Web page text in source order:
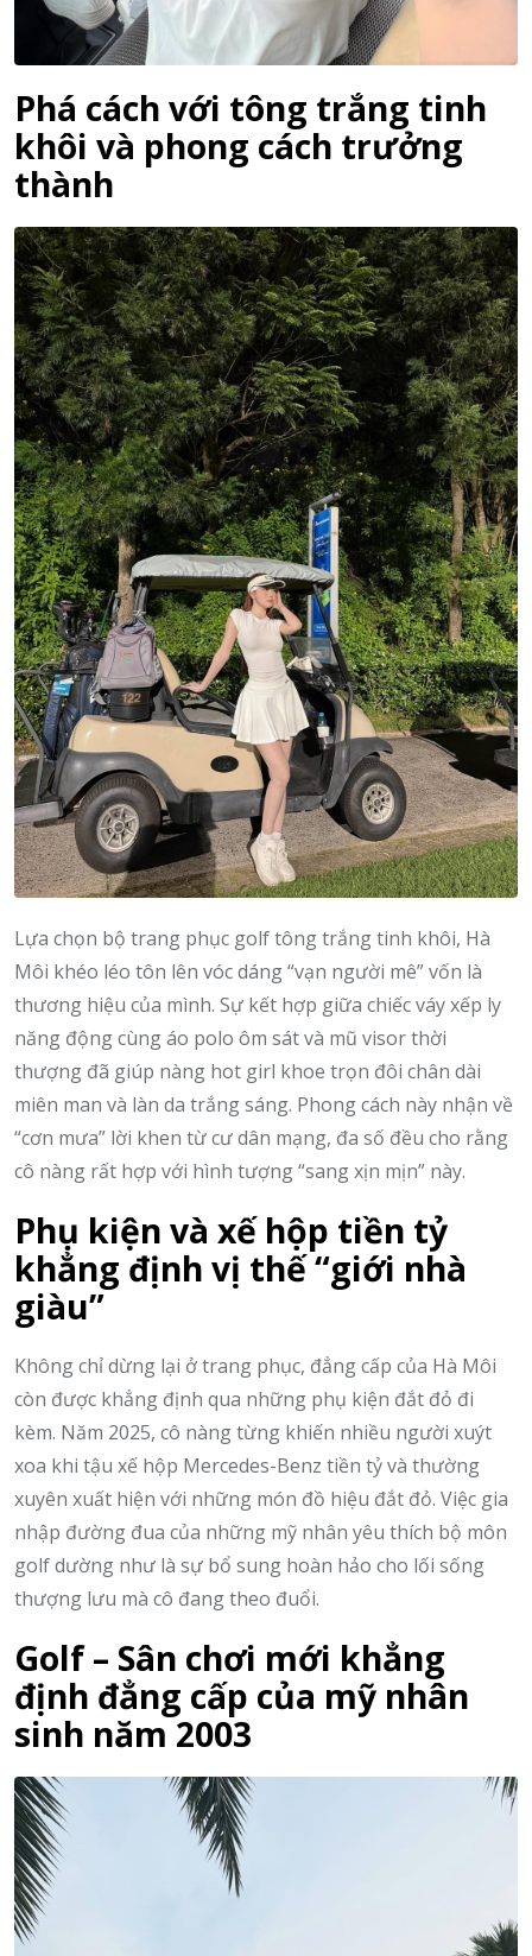
Phá cách với tông trắng tinh
khôi và phong cách trưởng
thành
Lựa chọn bộ trang phục golf tông trắng tinh khôi, Hà
Môi khéo léo tôn lên vóc dáng “vạn người mê” vốn là
thương hiệu của mình. Sự kết hợp giữa chiếc váy xếp ly
năng động cùng áo polo ôm sát và mũ visor thời
thượng đã giúp nàng hot girl khoe trọn đôi chân dài
miên man và làn da trắng sáng. Phong cách này nhận về
“cơn mưa” lời khen từ cư dân mạng, đa số đều cho rằng
cô nàng rất hợp với hình tượng “sang xịn mịn” này.
Phụ kiện và xế hộp tiền tỷ
khẳng định vị thế “giới nhà
giàu”
Không chỉ dừng lại ở trang phục, đẳng cấp của Hà Môi
còn được khẳng định qua những phụ kiện đắt đỏ đi
kèm. Năm 2025, cô nàng từng khiến nhiều người xuýt
xoa khi tậu xế hộp Mercedes-Benz tiền tỷ và thường
xuyên xuất hiện với những món đồ hiệu đắt đỏ. Việc gia
nhập đường đua của những mỹ nhân yêu thích bộ môn
golf dường như là sự bổ sung hoàn hảo cho lối sống
thượng lưu mà cô đang theo đuổi.
Golf – Sân chơi mới khẳng
định đẳng cấp của mỹ nhân
sinh năm 2003